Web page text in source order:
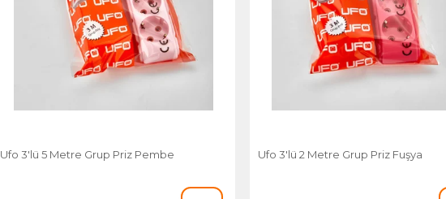
Ufo 3'lü 5 Metre Grup Priz Pembe Ufo 3'lü 2 Metre Grup Priz Fuşya